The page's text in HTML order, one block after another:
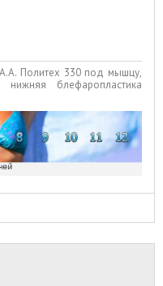
Политех 330 под мышцу,
блефаропластика